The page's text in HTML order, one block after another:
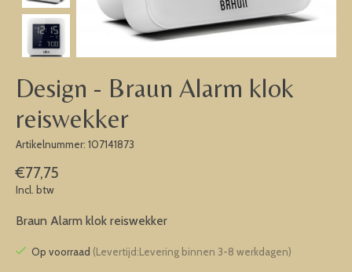
Design - Braun Alarm klok
reiswekker
Artikelnummer: 107141873
€77,75
Incl. btw
Braun Alarm klok reiswekker
Op voorraad (Levertijd:Levering binnen 3-8 werkdagen)